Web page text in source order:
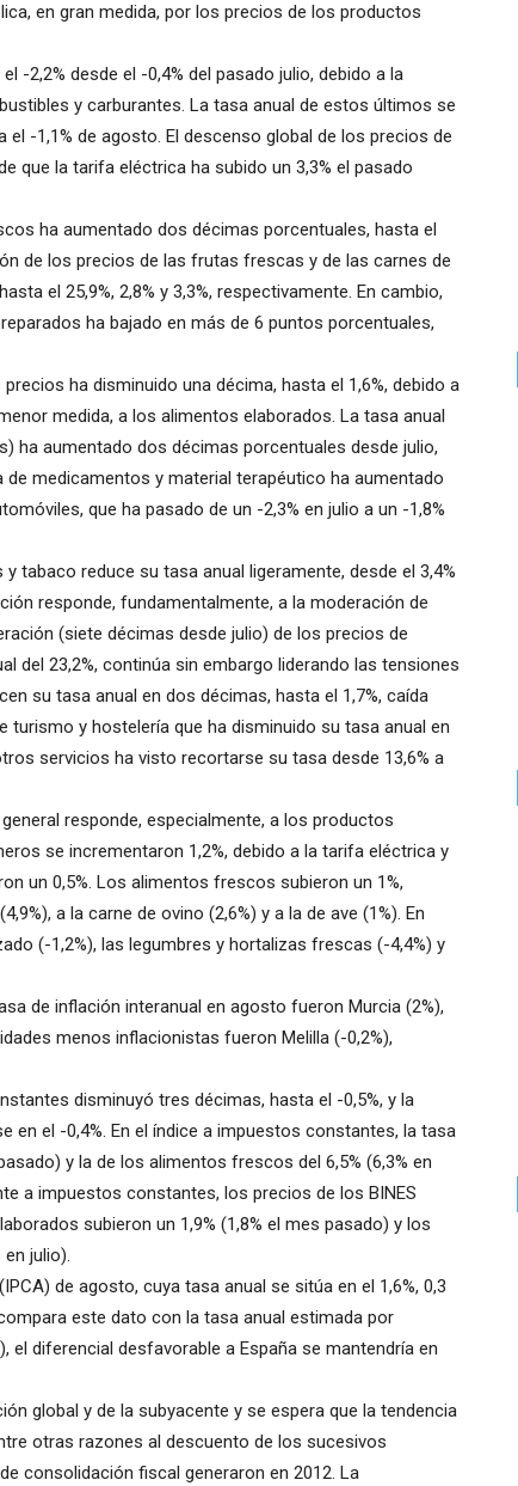
en gran medida, por los precios de los productos
-2,2% desde el -0,4% del pasado julio, debido a la
y carburantes. La tasa anual de estos últimos se
el -1,1% de agosto. El descenso global de los precios de
que la tarifa eléctrica ha subido un 3,3% el pasado
ha aumentado dos décimas porcentuales, hasta el
de los precios de las frutas frescas y de las carnes de
el 25,9%, 2,8% y 3,3%, respectivamente. En cambio,
ha bajado en más de 6 puntos porcentuales,
ha disminuido una décima, hasta el 1,6%, debido a
medida, a los alimentos elaborados. La tasa anual
ha aumentado dos décimas porcentuales desde julio,
de medicamentos y material terapéutico ha aumentado
que ha pasado de un -2,3% en julio a un -1,8%
tabaco reduce su tasa anual ligeramente, desde el 3,4%
responde, fundamentalmente, a la moderación de
(siete décimas desde julio) de los precios de
del 23,2%, continúa sin embargo liderando las tensiones
su tasa anual en dos décimas, hasta el 1,7%, caída
turismo y hostelería que ha disminuido su tasa anual en
servicios ha visto recortarse su tasa desde 13,6% a
responde, especialmente, a los productos
se incrementaron 1,2%, debido a la tarifa eléctrica y
un 0,5%. Los alimentos frescos subieron un 1%,
a la carne de ovino (2,6%) y a la de ave (1%). En
(-1,2%), las legumbres y hortalizas frescas (-4,4%) y
de inflación interanual en agosto fueron Murcia (2%),
menos inflacionistas fueron Melilla (-0,2%),
disminuyó tres décimas, hasta el -0,5%, y la
en el -0,4%. En el índice a impuestos constantes, la tasa
y la de los alimentos frescos del 6,5% (6,3% en
a impuestos constantes, los precios de los BINES
subieron un 1,9% (1,8% el mes pasado) y los
julio).
de agosto, cuya tasa anual se sitúa en el 1,6%, 0,3
este dato con la tasa anual estimada por
el diferencial desfavorable a España se mantendría en
global y de la subyacente y se espera que la tendencia
otras razones al descuento de los sucesivos
consolidación fiscal generaron en 2012. La